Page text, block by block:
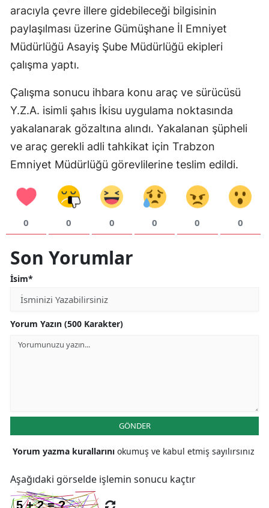
İstanbul
İzmir
Kayseri
Kırklareli
Kırşehir
Kocaeli
Konya
Kütahya
Niğde
Ordu
Rize
aracıyla çevre illere gidebileceği bilgisinin
paylaşılması üzerine Gümüşhane İl Emniyet
Müdürlüğü Asayiş Şube Müdürlüğü ekipleri
çalışma yaptı.
Çalışma sonucu ihbara konu araç ve sürücüsü
Y.Z.A. isimli şahıs İkisu uygulama noktasında
yakalanarak gözaltına alındı. Yakalanan şüpheli
ve araç gerekli adli tahkikat için Trabzon
Emniyet Müdürlüğü görevlilerine teslim edildi.
0 0 0 0 0 0
Son Yorumlar
İsim*
Yorum Yazın (500 Karakter)
GÖNDER
Yorum yazma kurallarını okumuş ve kabul etmiş sayılırsınız
Aşağıdaki görselde işlemin sonucu kaçtır